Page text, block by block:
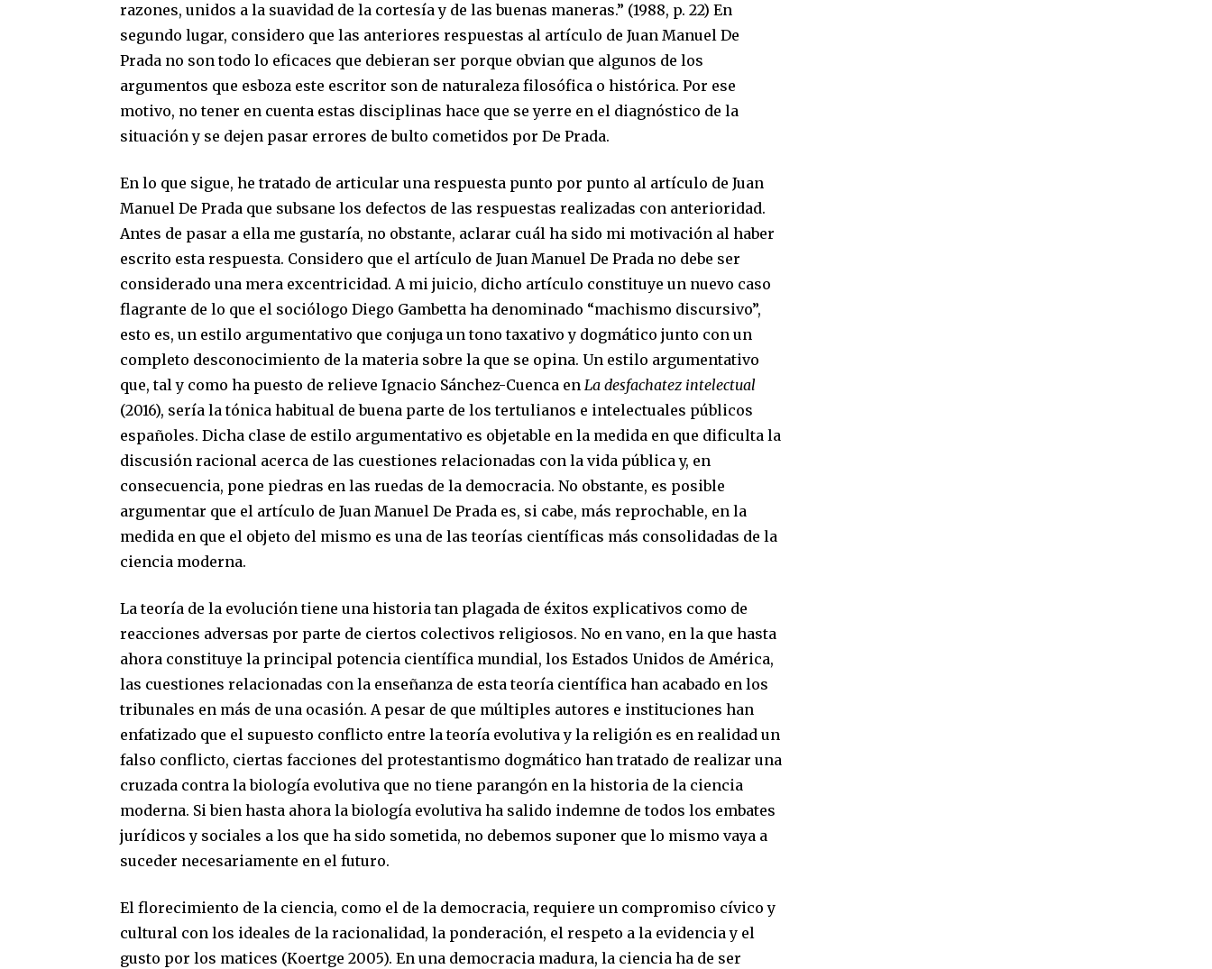
razones, unidos a la suavidad de la cortesía y de las buenas maneras.” (1988, p. 22) En
segundo lugar, considero que las anteriores respuestas al artículo de Juan Manuel De
Prada no son todo lo eficaces que debieran ser porque obvian que algunos de los
argumentos que esboza este escritor son de naturaleza filosófica o histórica. Por ese
motivo, no tener en cuenta estas disciplinas hace que se yerre en el diagnóstico de la
situación y se dejen pasar errores de bulto cometidos por De Prada.
En lo que sigue, he tratado de articular una respuesta punto por punto al artículo de Juan
Manuel De Prada que subsane los defectos de las respuestas realizadas con anterioridad.
Antes de pasar a ella me gustaría, no obstante, aclarar cuál ha sido mi motivación al haber
escrito esta respuesta. Considero que el artículo de Juan Manuel De Prada no debe ser
considerado una mera excentricidad. A mi juicio, dicho artículo constituye un nuevo caso
flagrante de lo que el sociólogo Diego Gambetta ha denominado “machismo discursivo”,
esto es, un estilo argumentativo que conjuga un tono taxativo y dogmático junto con un
completo desconocimiento de la materia sobre la que se opina. Un estilo argumentativo
que, tal y como ha puesto de relieve Ignacio Sánchez-Cuenca enLa desfachatez intelectual
(2016), sería la tónica habitual de buena parte de los tertulianos e intelectuales públicos
españoles. Dicha clase de estilo argumentativo es objetable en la medida en que dificulta la
discusión racional acerca de las cuestiones relacionadas con la vida pública y, en
consecuencia, pone piedras en las ruedas de la democracia. No obstante, es posible
argumentar que el artículo de Juan Manuel De Prada es, si cabe, más reprochable, en la
medida en que el objeto del mismo es una de las teorías científicas más consolidadas de la
ciencia moderna.
La teoría de la evolución tiene una historia tan plagada de éxitos explicativos como de
reacciones adversas por parte de ciertos colectivos religiosos. No en vano, en la que hasta
ahora constituye la principal potencia científica mundial, los Estados Unidos de América,
las cuestiones relacionadas con la enseñanza de esta teoría científica han acabado en los
tribunales en más de una ocasión. A pesar de que múltiples autores e instituciones han
enfatizado que el supuesto conflicto entre la teoría evolutiva y la religión es en realidad un
falso conflicto, ciertas facciones del protestantismo dogmático han tratado de realizar una
cruzada contra la biología evolutiva que no tiene parangón en la historia de la ciencia
moderna. Si bien hasta ahora la biología evolutiva ha salido indemne de todos los embates
jurídicos y sociales a los que ha sido sometida, no debemos suponer que lo mismo vaya a
suceder necesariamente en el futuro.
El florecimiento de la ciencia, como el de la democracia, requiere un compromiso cívico y
cultural con los ideales de la racionalidad, la ponderación, el respeto a la evidencia y el
gusto por los matices (Koertge 2005). En una democracia madura, la ciencia ha de ser